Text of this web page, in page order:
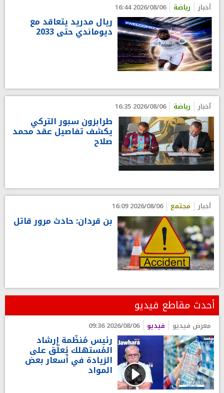
أخبار رياضة 2026/08/06 16:44
ريال مدريد يتعاقد مع
ديوماندي حتى 2033
أخبار رياضة 2026/08/06 16:35
طرابزون سبور التركي
يكشف تفاصيل عقد محمد
صلاح
أخبار مجتمع 2026/08/06 16:09
بن قردان: حادث مرور قاتل
أحدث مقاطع فيديو
معرض فيديو فيديو 2026/08/06 09:36
رئيس مُنظّمة إرشاد
المُستهلك يُعلّق على
الزيادة في أسعار بعض
المواد